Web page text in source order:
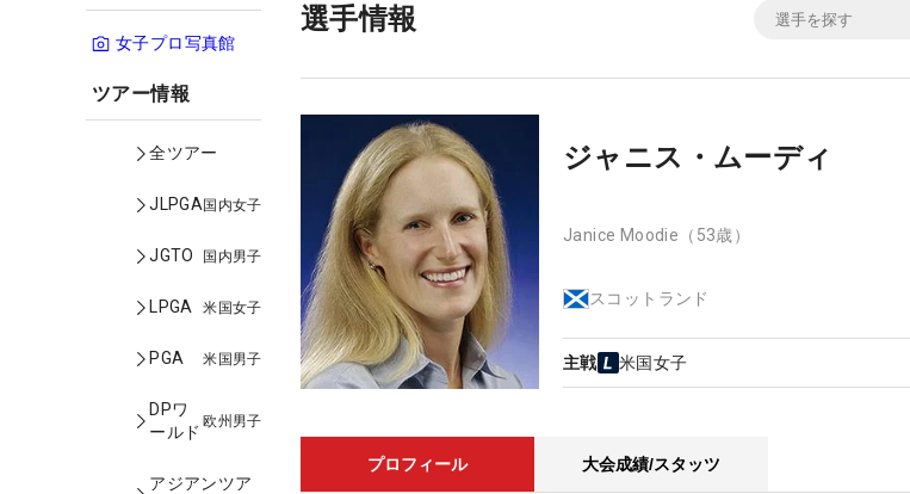
女子プロ写真館
ツアー情報
全ツアー
JLPGA国内女子
JGTO 国内男子
LPGA 米国女子
PGA 米国男子
DPワ
ールド
欧州男子
アジアンツア
選手情報
ジャニス・ムーディ
Janice Moodie （53歳）
スコットランド
主戦 米国女子
プロフィール 大会成績/スタッツ